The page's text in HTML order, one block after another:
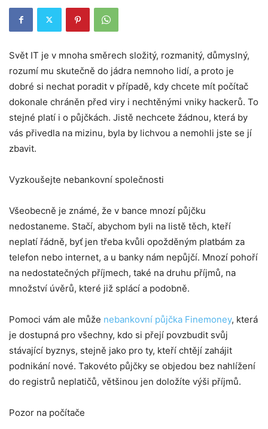
Svět IT je v mnoha směrech složitý, rozmanitý, důmyslný,
rozumí mu skutečně do jádra nemnoho lidí, a proto je
dobré si nechat poradit v případě, kdy chcete mít počítač
dokonale chráněn před viry i nechtěnými vniky hackerů. To
stejné platí i o půjčkách. Jistě nechcete žádnou, která by
vás přivedla na mizinu, byla by lichvou a nemohli jste se jí
zbavit.
Vyzkoušejte nebankovní společnosti
Všeobecně je známé, že v bance mnozí půjčku
nedostaneme. Stačí, abychom byli na listě těch, kteří
neplatí řádně, byť jen třeba kvůli opožděným platbám za
telefon nebo internet, a u banky nám nepůjčí. Mnozí pohoří
na nedostatečných příjmech, také na druhu příjmů, na
množství úvěrů, které již splácí a podobně.
Pomoci vám ale může nebankovní půjčka Finemoney, která
je dostupná pro všechny, kdo si přejí povzbudit svůj
stávající byznys, stejně jako pro ty, kteří chtějí zahájit
podnikání nové. Takovéto půjčky se objedou bez nahlížení
do registrů neplatičů, většinou jen doložíte výši příjmů.
Pozor na počítače